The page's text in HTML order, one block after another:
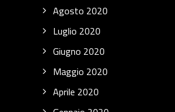
Agosto 2020
Luglio 2020
Giugno 2020
Maggio 2020
Aprile 2020